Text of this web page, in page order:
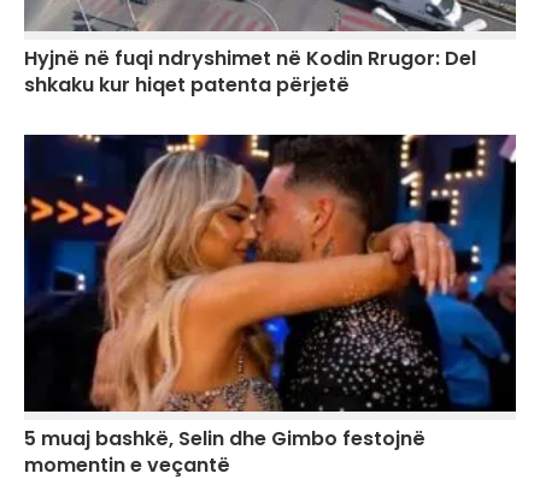
Hyjnë në fuqi ndryshimet në Kodin Rrugor: Del
shkaku kur hiqet patenta përjetë
5 muaj bashkë, Selin dhe Gimbo festojnë
momentin e veçantë